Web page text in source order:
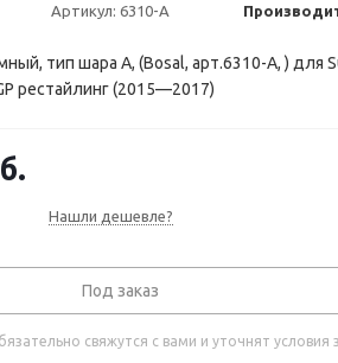
Артикул: 6310-A
тип шара A, (Bosal, арт.6310-A, ) для
рестайлинг (2015—2017)
Нашли дешевле?
Под заказ
свяжутся с вами и уточнят условия